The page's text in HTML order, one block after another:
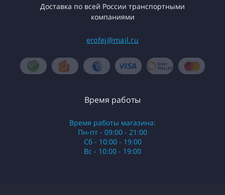
Доставка по всей России транспортными
компаниями
erofej@mail.ru
Время работы
Время работы магазина:
Пн-пт - 09:00 - 21:00
Сб - 10:00 - 19:00
Вс - 10:00 - 19:00